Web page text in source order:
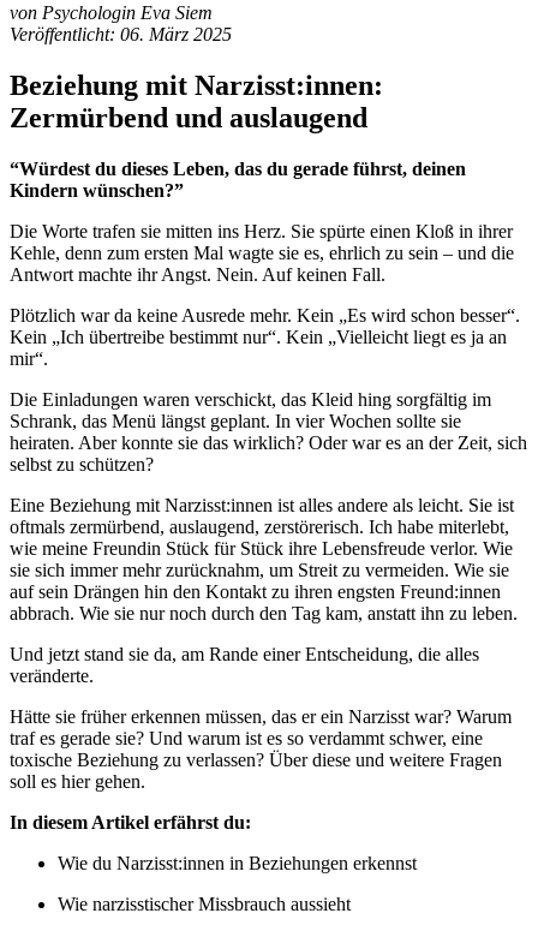
von Psychologin Eva Siem
Veröffentlicht: 06. März 2025
Beziehung mit Narzisst:innen:
Zermürbend und auslaugend
“Würdest du dieses Leben, das du gerade führst, deinen
Kindern wünschen?”
Die Worte trafen sie mitten ins Herz. Sie spürte einen Kloß in ihrer
Kehle, denn zum ersten Mal wagte sie es, ehrlich zu sein – und die
Antwort machte ihr Angst. Nein. Auf keinen Fall.
Plötzlich war da keine Ausrede mehr. Kein „Es wird schon besser“.
Kein „Ich übertreibe bestimmt nur“. Kein „Vielleicht liegt es ja an
mir“.
Die Einladungen waren verschickt, das Kleid hing sorgfältig im
Schrank, das Menü längst geplant. In vier Wochen sollte sie
heiraten. Aber konnte sie das wirklich? Oder war es an der Zeit, sich
selbst zu schützen?
Eine Beziehung mit Narzisst:innen ist alles andere als leicht. Sie ist
oftmals zermürbend, auslaugend, zerstörerisch. Ich habe miterlebt,
wie meine Freundin Stück für Stück ihre Lebensfreude verlor. Wie
sie sich immer mehr zurücknahm, um Streit zu vermeiden. Wie sie
auf sein Drängen hin den Kontakt zu ihren engsten Freund:innen
abbrach. Wie sie nur noch durch den Tag kam, anstatt ihn zu leben.
Und jetzt stand sie da, am Rande einer Entscheidung, die alles
veränderte.
Hätte sie früher erkennen müssen, das er ein Narzisst war? Warum
traf es gerade sie? Und warum ist es so verdammt schwer, eine
toxische Beziehung zu verlassen? Über diese und weitere Fragen
soll es hier gehen.
In diesem Artikel erfährst du:
Wie du Narzisst:innen in Beziehungen erkennst
Wie narzisstischer Missbrauch aussieht